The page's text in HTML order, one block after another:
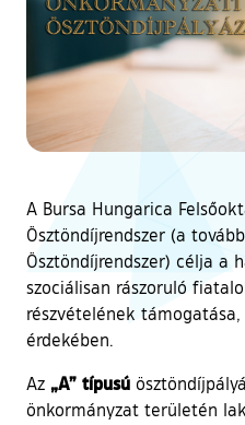
A Bursa Hungarica
Ösztöndíjrendszer (a
Ösztöndíjrendszer) célja a
szociálisan rászoruló
részvételének
érdekében.
Az „A” típusú
önkormányzat területén